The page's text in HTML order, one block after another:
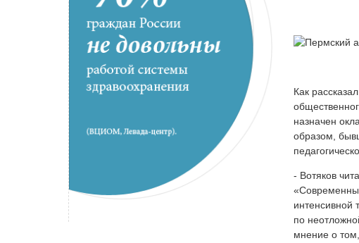
Как
назначен
образом,
- Вотяков
интенсивной
по
мнение о